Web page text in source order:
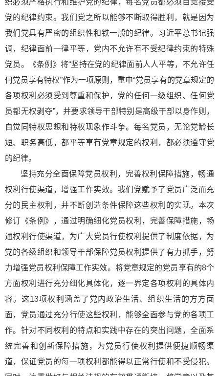
织必须严格执行和维护党的纪律，每名党员都必须自觉接受
党的纪律约束。我们党之所以能够不断取得胜利，就是因为
我们党具有严密的组织性和铁一般的纪律。习近平总书记强
调，纪律面前一律平等，党内不允许有不受纪律约束的特殊
党员。《条例》将“坚持在党的纪律面前人人平等，不允许任
何党员享有特权”作为一项原则，重申“党员享有的党章规定的
各项权利必须受到尊重和保护，党的任何一级组织、任何党
员都无权剥夺”，并要求领导干部特别是高级干部以身作则，
自觉同特权思想和特权现象作斗争。每名党员，无论党龄长
短、职务高低，都平等享有党章规定的权利，都必须遵守党
的纪律。
坚持充分全面保障党员权利，完善权利保障措施，畅通
权利行使渠道，增强工作实效。我们党赋予了党员广泛而充
分的民主权利，并不断创造条件保障这些权利的实现。本次
修订《条例》，通过明确细化党员权利，完善保障措施，畅
通权利行使渠道，为广大党员行使权利提供了制度依据，为
党的各级组织和领导干部保障党员权利提供了有力抓手，努
力增强党员权利保障工作实效。将党章规定的党员享有的8个
方面权利进行充分细化具体化，逐一界定各项权利的具体内
容。这13项权利涵盖了党内政治生活、组织生活的方方面
面，党员通过充分行使这些权利，能够全面参与党的各项工
作。针对不同权利的特点和实践中存在的突出问题，全面系
统完善和创新保障措施，为党员行使权利提供便捷顺畅渠
道，保证党员的每一项权利都能得以正常行使和不受侵犯。